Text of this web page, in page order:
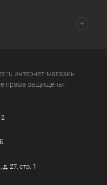
интернет-магазин
права защищены.
27, стр. 1